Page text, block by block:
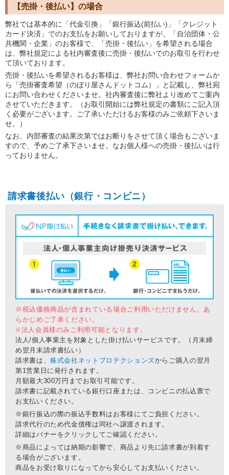
【売掛・後払い】の場合
弊社では基本的に「代金引換」「銀行振込(前払い)」「クレジット
カード決済」でのお支払をお願いしておりますが、「自治団体・公
共機関・企業」のお客様で、「売掛・後払い」を希望される場合
は、弊社規定による社内審査後に売掛・後払いでのお取引を行わせ
て頂いております。
売掛・後払いを希望されるお客様は、弊社お問い合わせフォームか
ら「売掛審査希望（のぼり屋さんドットコム）」と記載し、弊社宛
にお問い合わせくださいませ。社内審査後に弊社より改めてご案内
させていただきます。（お取引開始には弊社規定の書類にご記入頂
く必要がございます。ご了承いただけるお客様のみご依頼下さいま
せ。）
なお、内部審査の結果次第ではお断りをさせて頂く場合もございま
すので、予めご了承下さいませ。なお個人様への売掛・後払いは行
っておりません。